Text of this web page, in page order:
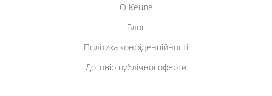
О Keune
Блог
Політика конфіденційності
Договір публічної оферти